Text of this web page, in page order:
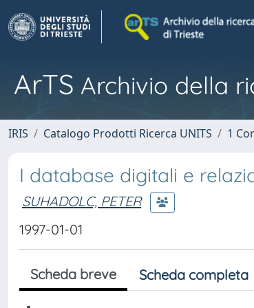
ArTS Archivio della
IRIS Catalogo Prodotti Ricerca UNITS 1
I database digitali e
SUHADOLC, PETER
1997-01-01
Scheda breve Scheda completa